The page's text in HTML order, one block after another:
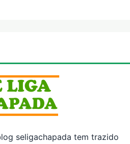
seligachapada tem trazido